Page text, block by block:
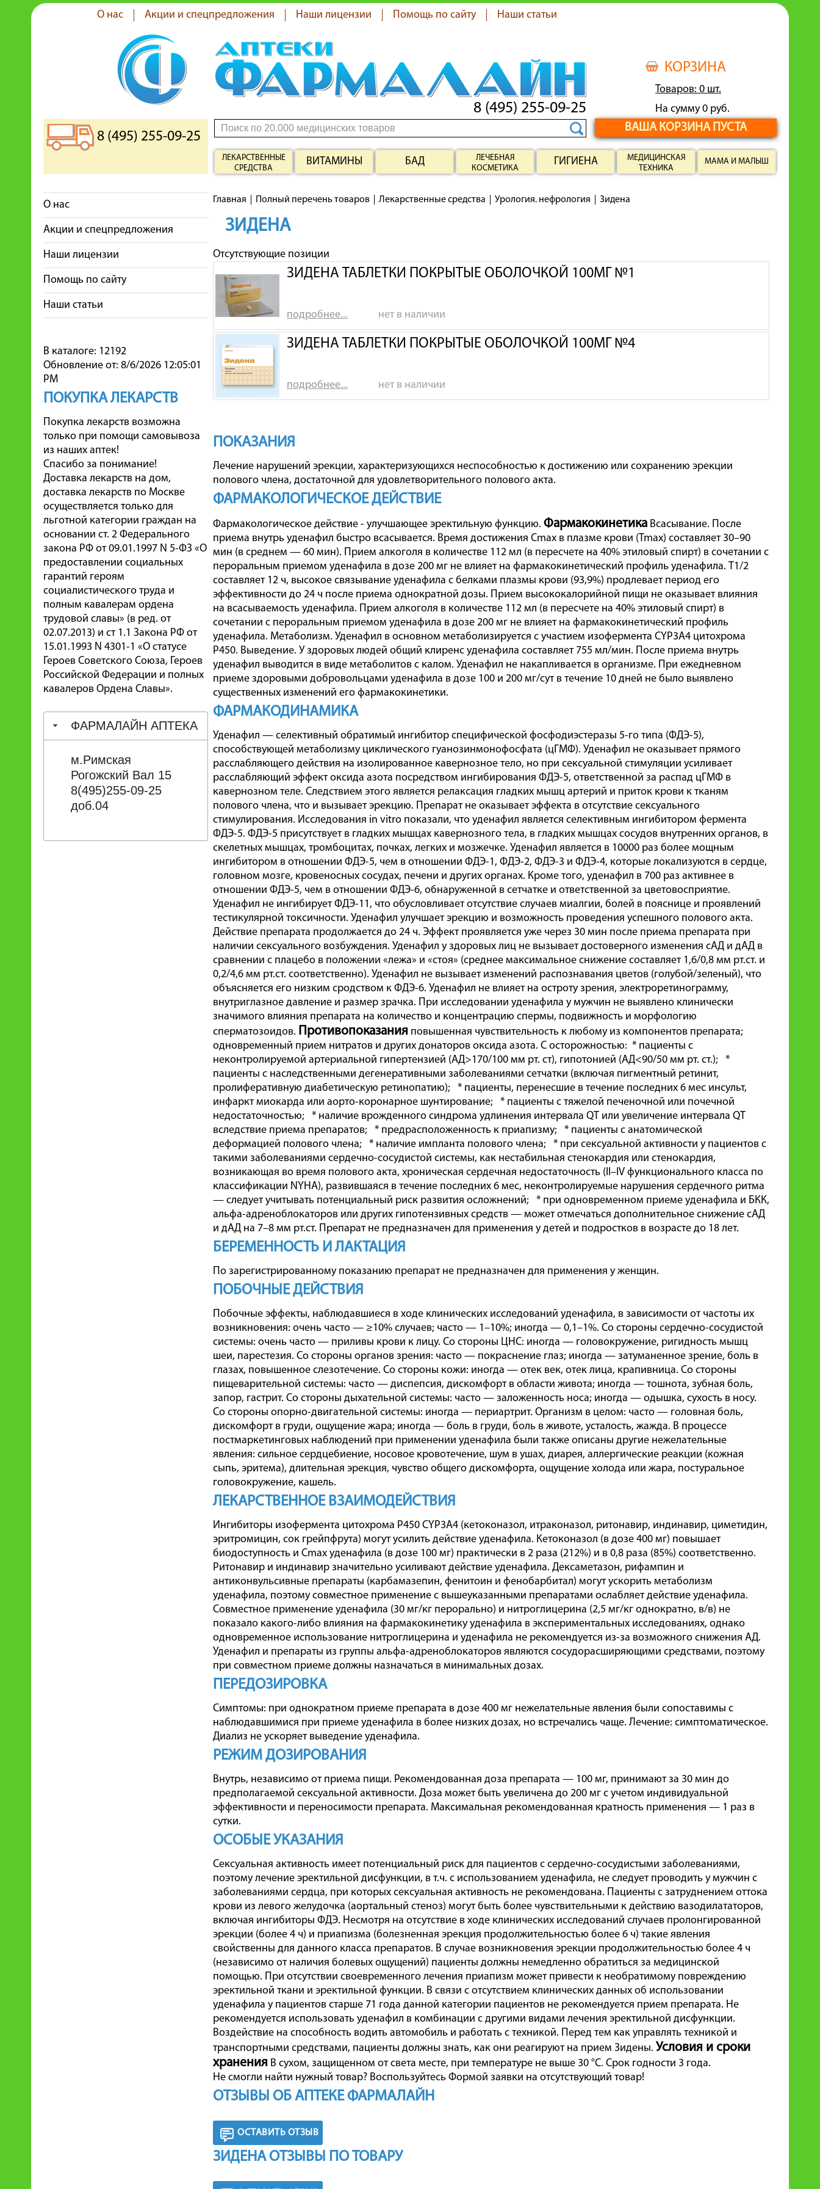
О нас Акции и спецпредложения Наши лицензии Помощь по сайту Наши статьи
КОРЗИНА
Товаров: 0 шт.
На сумму 0 руб.
ВАША КОРЗИНА ПУСТА
8 (495) 255-09-25
8 (495) 255-09-25
ЛЕКАРСТВЕННЫЕ
СРЕДСТВА
ВИТАМИНЫ БАД
ЛЕЧЕБНАЯ
КОСМЕТИКА
ГИГИЕНА
МЕДИЦИНСКАЯ
ТЕХНИКА
МАМА И МАЛЫШ
О нас
Акции и спецпредложения
Наши лицензии
Помощь по сайту
Наши статьи
В каталоге: 12192
Обновление от: 8/6/2026 12:05:01
PM
ПОКУПКА ЛЕКАРСТВ
Покупка лекарств возможна
только при помощи самовывоза
из наших аптек!
Спасибо за понимание!
Доставка лекарств на дом,
доставка лекарств по Москве
осуществляется только для
льготной категории граждан на
основании ст. 2 Федерального
закона РФ от 09.01.1997 N 5-ФЗ «О
предоставлении социальных
гарантий героям
социалистического труда и
полным кавалерам ордена
трудовой славы» (в ред. от
02.07.2013) и ст 1.1 Закона РФ от
15.01.1993 N 4301-1 «О статусе
Героев Советского Союза, Героев
Российской Федерации и полных
кавалеров Ордена Славы».
ФАРМАЛАЙН АПТЕКА
м.Римская
Рогожский Вал 15
8(495)255-09-25
доб.04
Главная Полный перечень товаров Лекарственные средства Урология. нефрология Зидена
ЗИДЕНА
Отсутствующие позиции
ЗИДЕНА ТАБЛЕТКИ ПОКРЫТЫЕ ОБОЛОЧКОЙ 100МГ №1
подробнее... нет в наличии
ЗИДЕНА ТАБЛЕТКИ ПОКРЫТЫЕ ОБОЛОЧКОЙ 100МГ №4
подробнее... нет в наличии
ПОКАЗАНИЯ
Лечение нарушений эрекции, характеризующихся неспособностью к достижению или сохранению эрекции
полового члена, достаточной для удовлетворительного полового акта.
ФАРМАКОЛОГИЧЕСКОЕ ДЕЙСТВИЕ
Фармакологическое действие - улучшающее эректильную функцию. Фармакокинетика Всасывание. После
приема внутрь уденафил быстро всасывается. Время достижения Cmax в плазме крови (Tmax) составляет 30–90
мин (в среднем — 60 мин). Прием алкоголя в количестве 112 мл (в пересчете на 40% этиловый спирт) в сочетании с
пероральным приемом уденафила в дозе 200 мг не влияет на фармакокинетический профиль уденафила. T1/2
составляет 12 ч, высокое связывание уденафила с белками плазмы крови (93,9%) продлевает период его
эффективности до 24 ч после приема однократной дозы. Прием высококалорийной пищи не оказывает влияния
на всасываемость уденафила. Прием алкоголя в количестве 112 мл (в пересчете на 40% этиловый спирт) в
сочетании с пероральным приемом уденафила в дозе 200 мг не влияет на фармакокинетический профиль
уденафила. Метаболизм. Уденафил в основном метаболизируется с участием изофермента CYP3A4 цитохрома
Р450. Выведение. У здоровых людей общий клиренс уденафила составляет 755 мл/мин. После приема внутрь
уденафил выводится в виде метаболитов с калом. Уденафил не накапливается в организме. При ежедневном
приеме здоровыми добровольцами уденафила в дозе 100 и 200 мг/сут в течение 10 дней не было выявлено
существенных изменений его фармакокинетики.
ФАРМАКОДИНАМИКА
Уденафил — селективный обратимый ингибитор специфической фосфодиэстеразы 5-го типа (ФДЭ-5),
способствующей метаболизму циклического гуанозинмонофосфата (цГМФ). Уденафил не оказывает прямого
расслабляющего действия на изолированное кавернозное тело, но при сексуальной стимуляции усиливает
расслабляющий эффект оксида азота посредством ингибирования ФДЭ-5, ответственной за распад цГМФ в
кавернозном теле. Следствием этого является релаксация гладких мышц артерий и приток крови к тканям
полового члена, что и вызывает эрекцию. Препарат не оказывает эффекта в отсутствие сексуального
стимулирования. Исследования in vitro показали, что уденафил является селективным ингибитором фермента
ФДЭ-5. ФДЭ-5 присутствует в гладких мышцах кавернозного тела, в гладких мышцах сосудов внутренних органов, в
скелетных мышцах, тромбоцитах, почках, легких и мозжечке. Уденафил является в 10000 раз более мощным
ингибитором в отношении ФДЭ-5, чем в отношении ФДЭ-1, ФДЭ-2, ФДЭ-3 и ФДЭ-4, которые локализуются в сердце,
головном мозге, кровеносных сосудах, печени и других органах. Кроме того, уденафил в 700 раз активнее в
отношении ФДЭ-5, чем в отношении ФДЭ-6, обнаруженной в сетчатке и ответственной за цветовосприятие.
Уденафил не ингибирует ФДЭ-11, что обусловливает отсутствие случаев миалгии, болей в пояснице и проявлений
тестикулярной токсичности. Уденафил улучшает эрекцию и возможность проведения успешного полового акта.
Действие препарата продолжается до 24 ч. Эффект проявляется уже через 30 мин после приема препарата при
наличии сексуального возбуждения. Уденафил у здоровых лиц не вызывает достоверного изменения сАД и дАД в
сравнении с плацебо в положении «лежа» и «стоя» (среднее максимальное снижение составляет 1,6/0,8 мм рт.ст. и
0,2/4,6 мм рт.ст. соответственно). Уденафил не вызывает изменений распознавания цветов (голубой/зеленый), что
объясняется его низким сродством к ФДЭ-6. Уденафил не влияет на остроту зрения, электроретинограмму,
внутриглазное давление и размер зрачка. При исследовании уденафила у мужчин не выявлено клинически
значимого влияния препарата на количество и концентрацию спермы, подвижность и морфологию
сперматозоидов.
Противопоказания повышенная чувствительность к любому из компонентов препарата;
одновременный прием нитратов и других донаторов оксида азота. С осторожностью: * пациенты с
неконтролируемой артериальной гипертензией (АД>170/100 мм рт. ст), гипотонией (АД<90/50 мм рт. ст.); *
пациенты с наследственными дегенеративными заболеваниями сетчатки (включая пигментный ретинит,
пролиферативную диабетическую ретинопатию); * пациенты, перенесшие в течение последних 6 мес инсульт,
инфаркт миокарда или аорто-коронарное шунтирование; * пациенты с тяжелой печеночной или почечной
недостаточностью; * наличие врожденного синдрома удлинения интервала QT или увеличение интервала QT
вследствие приема препаратов; * предрасположенность к приапизму; * пациенты с анатомической
деформацией полового члена; * наличие импланта полового члена; * при сексуальной активности у пациентов с
такими заболеваниями сердечно-сосудистой системы, как нестабильная стенокардия или стенокардия,
возникающая во время полового акта, хроническая сердечная недостаточность (II–IV функционального класса по
классификации NYHA), развившаяся в течение последних 6 мес, неконтролируемые нарушения сердечного ритма
— следует учитывать потенциальный риск развития осложнений; * при одновременном приеме уденафила и БКК,
альфа-адреноблокаторов или других гипотензивных средств — может отмечаться дополнительное снижение сАД
и дАД на 7–8 мм рт.ст. Препарат не предназначен для применения у детей и подростков в возрасте до 18 лет.
БЕРЕМЕННОСТЬ И ЛАКТАЦИЯ
По зарегистрированному показанию препарат не предназначен для применения у женщин.
ПОБОЧНЫЕ ДЕЙСТВИЯ
Побочные эффекты, наблюдавшиеся в ходе клинических исследований уденафила, в зависимости от частоты их
возникновения: очень часто — ≥10% случаев; часто — 1–10%; иногда — 0,1–1%. Со стороны сердечно-сосудистой
системы: очень часто — приливы крови к лицу. Со стороны ЦНС: иногда — головокружение, ригидность мышц
шеи, парестезия. Со стороны органов зрения: часто — покраснение глаз; иногда — затуманенное зрение, боль в
глазах, повышенное слезотечение. Со стороны кожи: иногда — отек век, отек лица, крапивница. Со стороны
пищеварительной системы: часто — диспепсия, дискомфорт в области живота; иногда — тошнота, зубная боль,
запор, гастрит. Со стороны дыхательной системы: часто — заложенность носа; иногда — одышка, сухость в носу.
Со стороны опорно-двигательной системы: иногда — периартрит. Организм в целом: часто — головная боль,
дискомфорт в груди, ощущение жара; иногда — боль в груди, боль в животе, усталость, жажда. В процессе
постмаркетинговых наблюдений при применении уденафила были также описаны другие нежелательные
явления: сильное сердцебиение, носовое кровотечение, шум в ушах, диарея, аллергические реакции (кожная
сыпь, эритема), длительная эрекция, чувство общего дискомфорта, ощущение холода или жара, постуральное
головокружение, кашель.
ЛЕКАРСТВЕННОЕ ВЗАИМОДЕЙСТВИЯ
Ингибиторы изофермента цитохрома Р450 CYP3A4 (кетоконазол, итраконазол, ритонавир, индинавир, циметидин,
эритромицин, сок грейпфрута) могут усилить действие уденафила. Кетоконазол (в дозе 400 мг) повышает
биодоступность и Сmах уденафила (в дозе 100 мг) практически в 2 раза (212%) и в 0,8 раза (85%) соответственно.
Ритонавир и индинавир значительно усиливают действие уденафила. Дексаметазон, рифампин и
антиконвульсивные препараты (карбамазепин, фенитоин и фенобарбитал) могут ускорить метаболизм
уденафила, поэтому совместное применение с вышеуказанными препаратами ослабляет действие уденафила.
Совместное применение уденафила (30 мг/кг перорально) и нитроглицерина (2,5 мг/кг однократно, в/в) не
показало какого-либо влияния на фармакокинетику уденафила в экспериментальных исследованиях, однако
одновременное использование нитроглицерина и уденафила не рекомендуется из-за возможного снижения АД.
Уденафил и препараты из группы альфа-адреноблокаторов являются сосудорасширяющими средствами, поэтому
при совместном приеме должны назначаться в минимальных дозах.
ПЕРЕДОЗИРОВКА
Симптомы: при однократном приеме препарата в дозе 400 мг нежелательные явления были сопоставимы с
наблюдавшимися при приеме уденафила в более низких дозах, но встречались чаще. Лечение: симптоматическое.
Диализ не ускоряет выведение уденафила.
РЕЖИМ ДОЗИРОВАНИЯ
Внутрь, независимо от приема пищи. Рекомендованная доза препарата — 100 мг, принимают за 30 мин до
предполагаемой сексуальной активности. Доза может быть увеличена до 200 мг с учетом индивидуальной
эффективности и переносимости препарата. Максимальная рекомендованная кратность применения — 1 раз в
сутки.
ОСОБЫЕ УКАЗАНИЯ
Сексуальная активность имеет потенциальный риск для пациентов с сердечно-сосудистыми заболеваниями,
поэтому лечение эректильной дисфункции, в т.ч. с использованием уденафила, не следует проводить у мужчин с
заболеваниями сердца, при которых сексуальная активность не рекомендована. Пациенты с затруднением оттока
крови из левого желудочка (аортальный стеноз) могут быть более чувствительными к действию вазодилататоров,
включая ингибиторы ФДЭ. Несмотря на отсутствие в ходе клинических исследований случаев пролонгированной
эрекции (более 4 ч) и приапизма (болезненная эрекция продолжительностью более 6 ч) такие явления
свойственны для данного класса препаратов. В случае возникновения эрекции продолжительностью более 4 ч
(независимо от наличия болевых ощущений) пациенты должны немедленно обратиться за медицинской
помощью. При отсутствии своевременного лечения приапизм может привести к необратимому повреждению
эректильной ткани и эректильной функции. В связи с отсутствием клинических данных об использовании
уденафила у пациентов старше 71 года данной категории пациентов не рекомендуется прием препарата. Не
рекомендуется использовать уденафил в комбинации с другими видами лечения эректильной дисфункции.
Воздействие на способность водить автомобиль и работать с техникой. Перед тем как управлять техникой и
транспортными средствами, пациенты должны знать, как они реагируют на прием Зидены. Условия и сроки
хранения В сухом, защищенном от света месте, при температуре не выше 30 °C. Срок годности 3 года.
Не смогли найти нужный товар? Воспользуйтесь Формой заявки на отсутствующий товар!
ОТЗЫВЫ ОБ АПТЕКЕ ФАРМАЛАЙН
ОСТАВИТЬ ОТЗЫВ
ЗИДЕНА ОТЗЫВЫ ПО ТОВАРУ